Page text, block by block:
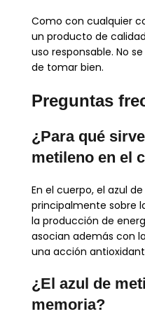
Como con cualquier
un producto de
uso responsable. No
de tomar bien.
Preguntas
¿Para qué
metileno en el
En el cuerpo, el azul
principalmente sobre
la producción de
asocian además con
una acción
¿El azul de
memoria?